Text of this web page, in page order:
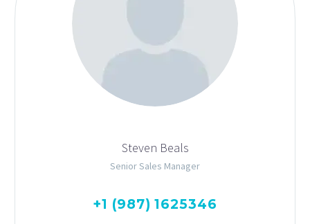
Steven Beals
Senior Sales Manager
+1 (987) 1625346